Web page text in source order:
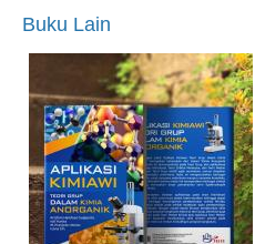
Buku Lain